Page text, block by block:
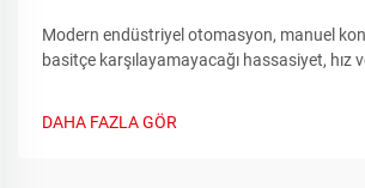
Modern endüstriyel otomasyon, manuel
basitçe karşılayamayacağı hassasiyet, hız
röle sistemlere geçiş, elektrik kontrol
DAHA FAZLA GÖR